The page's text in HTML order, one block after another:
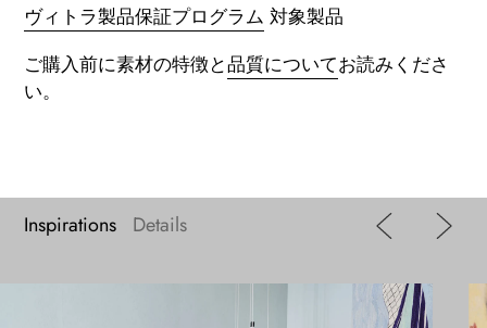
ヴィトラ製品保証プログラム 対象製品
ご購入前に素材の特徴と品質についてお読みくださ
い。
Inspirations Details